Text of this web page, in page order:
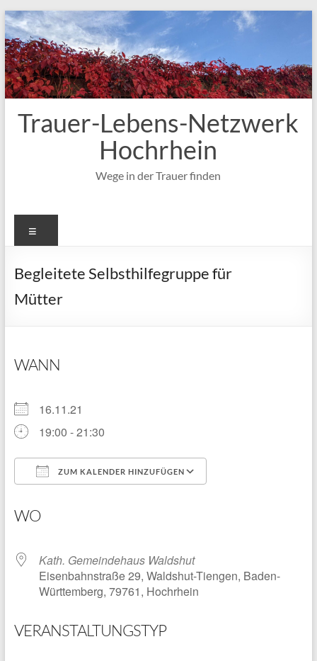
Zum
Inhalt
springen
Trauer-Lebens-Netzwerk
Hochrhein
Wege in der Trauer finden
Begleitete Selbsthilfegruppe für
Mütter
WANN
16.11.21
19:00 - 21:30
ZUM KALENDER HINZUFÜGEN
WO
Kath. Gemeindehaus Waldshut
Eisenbahnstraße 29, Waldshut-Tiengen, Baden-
Württemberg, 79761, Hochrhein
VERANSTALTUNGSTYP